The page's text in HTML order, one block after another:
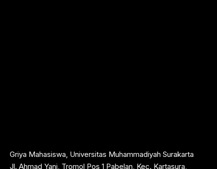
Griya Mahasiswa, Universitas Muhammadiyah Surakarta
Jl. Ahmad Yani, Tromol Pos 1 Pabelan, Kec. Kartasura,